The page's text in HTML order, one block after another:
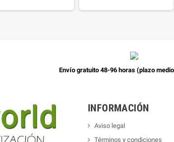
Envío gratuito 48-96 horas (plazo
INFORMACIÓN
Aviso legal
Términos y condiciones